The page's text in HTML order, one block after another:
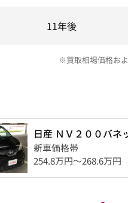
11年後
※買取相場価格お
日産 ＮＶ２００バネ
新車価格帯
254.8万円〜268.6万円